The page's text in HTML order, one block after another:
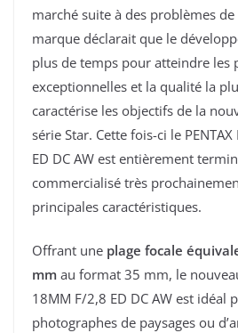
marché suite à des problèmes
marque déclarait que le
plus de temps pour atteindre les
exceptionnelles et la qualité la
caractérise les objectifs de la
série Star. Cette fois-ci le
ED DC AW est entièrement
commercialisé très
principales caractéristiques.
Offrant une plage focale
mm au format 35 mm, le
18MM F/2,8 ED DC AW est idéal
photographes de paysages ou